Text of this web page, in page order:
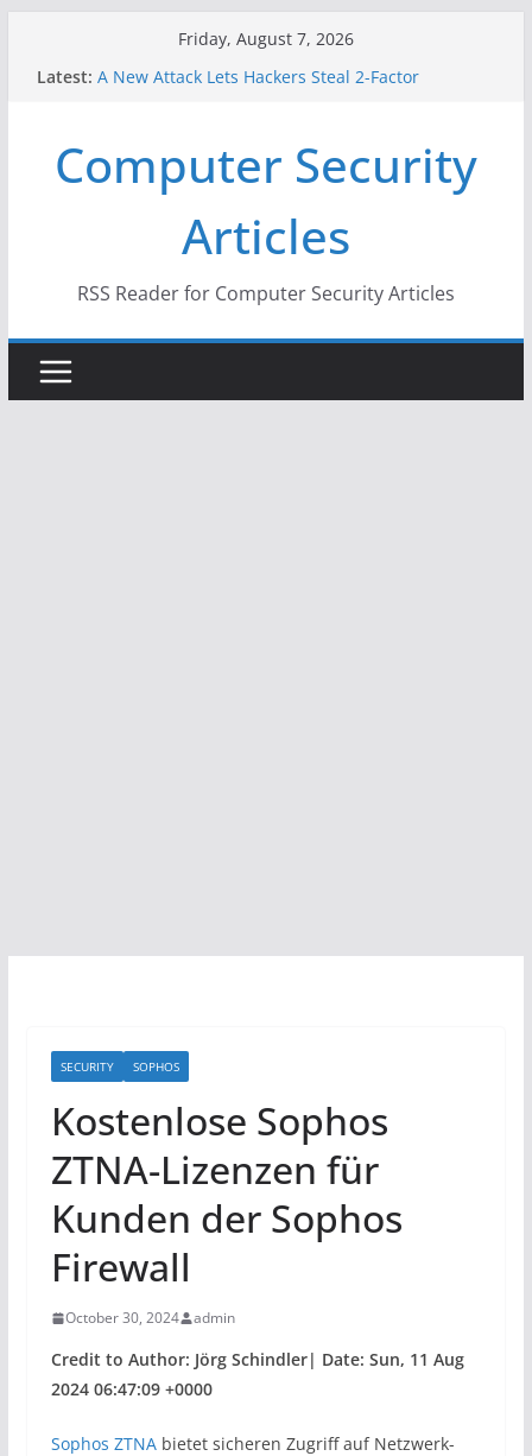
Friday, August 7, 2026
Latest: A New Attack Lets Hackers Steal 2-Factor
Why the F5 Hack Created an ‘Imminent Threat’ for
Thousands of Networks
One Republican Now Controls a Huge Chunk of
US Election Infrastructure
When Face Recognition Doesn’t Know Your Face Is
Computer Security
Articles
RSS Reader for Computer Security Articles
SECURITY SOPHOS
Kostenlose Sophos
ZTNA-Lizenzen für
Kunden der Sophos
Firewall
October 30, 2024 admin
Credit to Author: Jörg Schindler| Date: Sun, 11 Aug
2024 06:47:09 +0000
Sophos ZTNAbietet sicheren Zugriff auf Netzwerk-